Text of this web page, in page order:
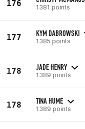
176 1381 points
177 KYM DABROWSKI
1385 points
178 JADE HENRY
1389 points
178 TINA HUME
1389 points